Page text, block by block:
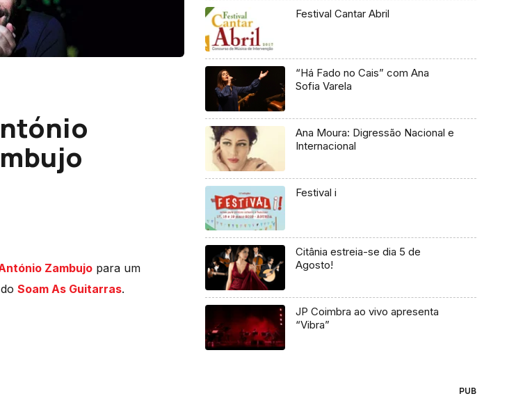
Zambujo para um
Soam As Guitarras.
Festival Cantar Abril
“Há Fado no Cais” com Ana
Sofia Varela
Ana Moura: Digressão Nacional e
Internacional
Festival i
Citânia estreia-se dia 5 de
Agosto!
JP Coimbra ao vivo apresenta
“Vibra”
PUB